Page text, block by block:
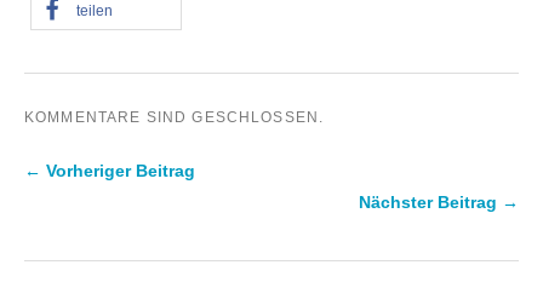
teilen
KOMMENTARE SIND GESCHLOSSEN.
← Vorheriger Beitrag
Nächster Beitrag →